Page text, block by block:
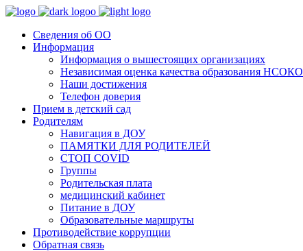
Сведения об ОО
Информация
Информация о вышестоящих организациях
Независимая оценка качества образования НСОКО
Наши достижения
Телефон доверия
Прием в детский сад
Родителям
Навигация в ДОУ
ПАМЯТКИ ДЛЯ РОДИТЕЛЕЙ
СТОП COVID
Группы
Родительская плата
медицинский кабинет
Питание в ДОУ
Образовательные маршруты
Противодействие коррупции
Обратная связь